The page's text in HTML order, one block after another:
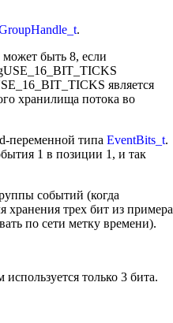
.
быть 8, если
является
хранилища потока во
переменной типа EventBits_t.
1 в позиции 1, и так
событий (когда
хранения трех бит из примера
по сети метку времени).
только 3 бита.